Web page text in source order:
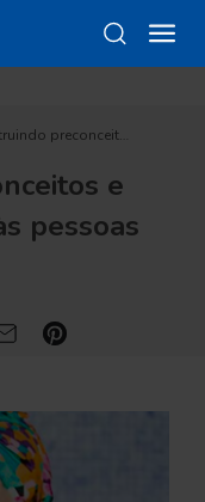
preconceit…
e
pessoas